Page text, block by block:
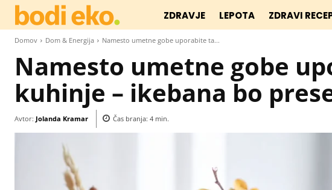
ZDRAVJE LEPOTA ZDRAVI
Domov Dom & Energija Namesto umetne gobe uporabite ta...
Namesto umetne gobe
kuhinje – ikebana bo
Avtor: Jolanda Kramar Čas branja: 4 min.